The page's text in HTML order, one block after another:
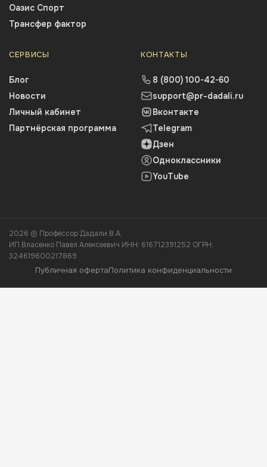
Оазис Спорт
Трансфер фактор
СЕРВИСЫ
Блог
Новости
Личный кабинет
Партнёрская программа
КОНТАКТЫ
8 (800) 100-42-60
support@pr-dadali.ru
Вконтакте
Telegram
Дзен
Одноклассники
YouTube
2026 © Профессор Дадали В.А.
ИП Власенко Павел Алексеевич ИНН: 616712391252 ОГРН:
324619600217869
Публичная офертаПолитика конфиденциальности